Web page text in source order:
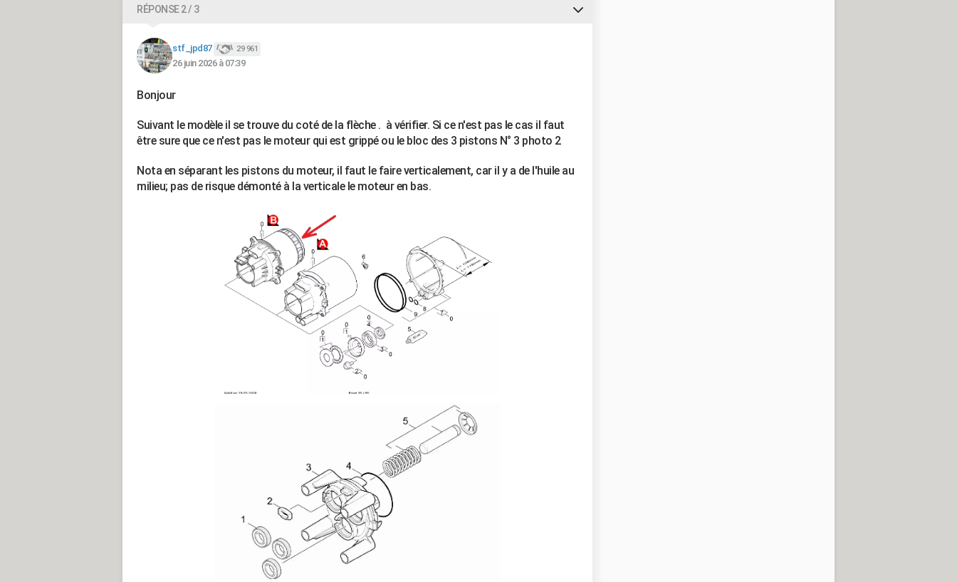
RÉPONSE 2 / 3
stf_jpd87 29 961
26 juin 2026 à 07:39
Bonjour
Suivant le modèle il se trouve du coté de la flèche . à vérifier. Si ce n'est pas le cas il faut
être sure que ce n'est pas le moteur qui est grippé ou le bloc des 3 pistons N° 3 photo 2
Nota en séparant les pistons du moteur, il faut le faire verticalement, car il y a de l'huile au
milieu; pas de risque démonté à la verticale le moteur en bas.